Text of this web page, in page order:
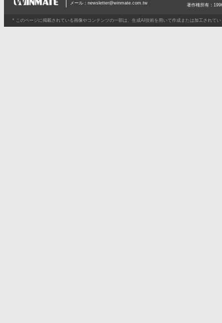
メール： newsletter@winmate.com.tw 著作権所有：
* このページに掲載されている画像やコンテンツの一部は、生成AI技術を用いて作成または加工されて